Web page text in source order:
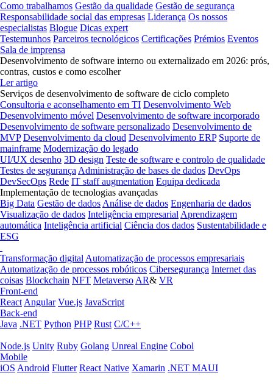
Como trabalhamos Gestão da qualidade Gestão de segurança
Responsabilidade social das empresas Liderança Os nossos
especialistas Blogue Dicas expert
Testemunhos Parceiros tecnológicos Certificações Prémios Eventos
Sala de imprensa
Desenvolvimento de software interno ou externalizado em 2026: prós,
contras, custos e como escolher
Ler artigo
Serviços de desenvolvimento de software de ciclo completo
Consultoria e aconselhamento em TI Desenvolvimento Web
Desenvolvimento móvel Desenvolvimento de software incorporado
Desenvolvimento de software personalizado Desenvolvimento de
MVP Desenvolvimento da cloud Desenvolvimento ERP Suporte de
mainframe Modernização do legado
UI/UX desenho 3D design Teste de software e controlo de qualidade
Testes de segurança Administração de bases de dados DevOps
DevSecOps Rede IT staff augmentation Equipa dedicada
Implementação de tecnologias avançadas
Big Data Gestão de dados Análise de dados Engenharia de dados
Visualização de dados Inteligência empresarial Aprendizagem
automática Inteligência artificial Ciência dos dados Sustentabilidade e
ESG
Transformação digital Automatização de processos empresariais
Automatização de processos robóticos Cibersegurança Internet das
coisas Blockchain NFT Metaverso AR& VR
Front-end
React Angular Vue.js JavaScript
Back-end
Java .NET Python PHP Rust C/C++
Node.js Unity Ruby Golang Unreal Engine Cobol
Mobile
iOS Android Flutter React Native Xamarin .NET MAUI